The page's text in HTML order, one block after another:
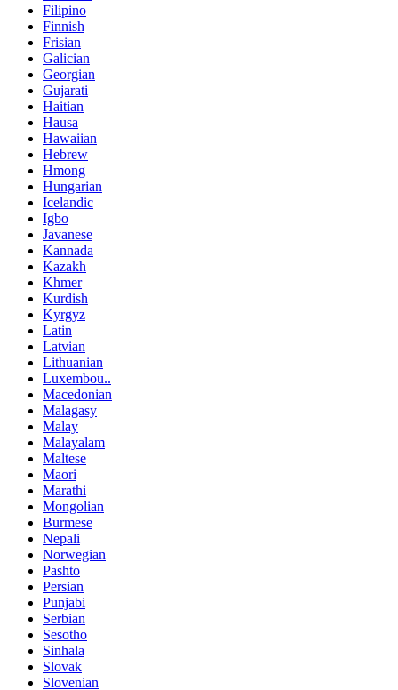
Filipino
Finnish
Frisian
Galician
Georgian
Gujarati
Haitian
Hausa
Hawaiian
Hebrew
Hmong
Hungarian
Icelandic
Igbo
Javanese
Kannada
Kazakh
Khmer
Kurdish
Kyrgyz
Latin
Latvian
Lithuanian
Luxembou..
Macedonian
Malagasy
Malay
Malayalam
Maltese
Maori
Marathi
Mongolian
Burmese
Nepali
Norwegian
Pashto
Persian
Punjabi
Serbian
Sesotho
Sinhala
Slovak
Slovenian